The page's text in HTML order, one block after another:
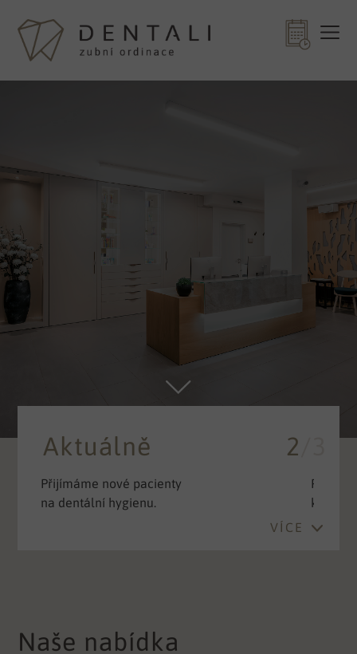
Aktuálně 2
Přijímáme nové pacienty
k parodontologickému ošetření.
MDDr.
VÍCE
Naše nabídka